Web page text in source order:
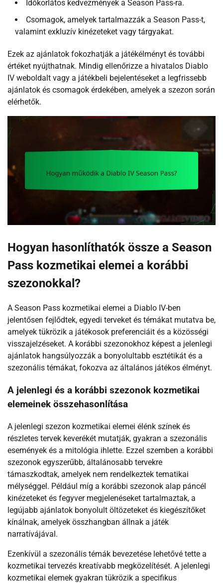
Időkorlátos kedvezmények a Season Pass-ra.
Csomagok, amelyek tartalmazzák a Season Pass-t,
valamint exkluzív kinézeteket vagy tárgyakat.
Ezek az ajánlatok fokozhatják a játékélményt és további
értéket nyújthatnak. Mindig ellenőrizze a hivatalos Diablo
IV weboldalt vagy a játékbeli bejelentéseket a legfrissebb
ajánlatok és csomagok érdekében, amelyek a szezon során
elérhetők.
Hogyan hasonlíthatók össze a Season
Pass kozmetikai elemei a korábbi
szezonokkal?
A Season Pass kozmetikai elemei a Diablo IV-ben
jelentősen fejlődtek, egyedi terveket és témákat mutatva be,
amelyek tükrözik a játékosok preferenciáit és a közösségi
visszajelzéseket. A korábbi szezonokhoz képest a jelenlegi
ajánlatok hangsúlyozzák a bonyolultabb esztétikát és a
szezonális témákat, fokozva az általános játékos élményt.
A jelenlegi és a korábbi szezonok kozmetikai
elemeinek összehasonlítása
A jelenlegi szezon kozmetikai elemei élénk színek és
részletes tervek keverékét mutatják, gyakran a szezonális
események és a mitológia ihlette. Ezzel szemben a korábbi
szezonok egyszerűbb, általánosabb tervekre
támaszkodtak, amelyek nem rendelkeztek tematikai
mélységgel. Például míg a korábbi szezonok alap páncél
kinézeteket és fegyver megjelenéseket tartalmaztak, a
legújabb ajánlatok bonyolult öltözeteket és kiegészítőket
kínálnak, amelyek összhangban állnak a játék
narratívájával.
Ezenkívül a szezonális témák bevezetése lehetővé tette a
kozmetikai tervezés kreatívabb megközelítését. A jelenlegi
kozmetikai elemek gyakran tükrözik a specifikus